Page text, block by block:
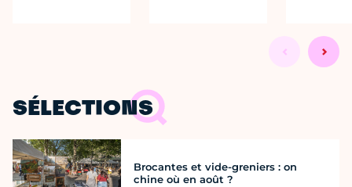
SÉLECTIONS
Brocantes et vide-greniers : on
chine où en août ?